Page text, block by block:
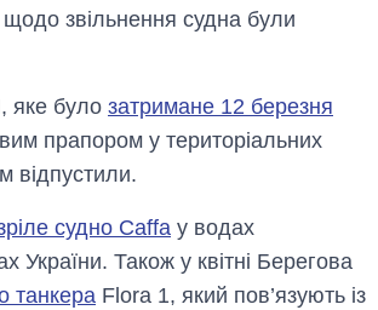
звільнення судна були
яке було затримане 12 березня
прапором у територіальних
відпустили.
судно Caffa у водах
України. Також у квітні Берегова
танкера Flora 1, який пов’язують із